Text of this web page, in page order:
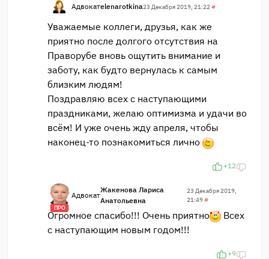
Адвокатelenarotkina23 Декабря 2019, 21:22#
Уважаемые коллеги, друзья, как же
приятно после долгого отсутствия на
Праворубе вновь ощутить внимание и
заботу, как будто вернулась к самым
близким людям!
Поздравляю всех с наступающими
праздниками, желаю оптимизма и удачи во
всём! И уже очень жду апреля, чтобы
наконец-то познакомиться лично
+12
ПРО
Адвокат
Жакенова Лариса
Анатольевна
23 Декабря 2019,
21:49#
Огромное спасибо!!! Очень приятно
Всех
с наступающим новым годом!!!
+9